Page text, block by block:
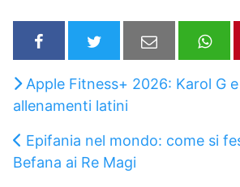
Apple Fitness+ 2026: Karol G
allenamenti latini
Epifania nel mondo: come si
Befana ai Re Magi